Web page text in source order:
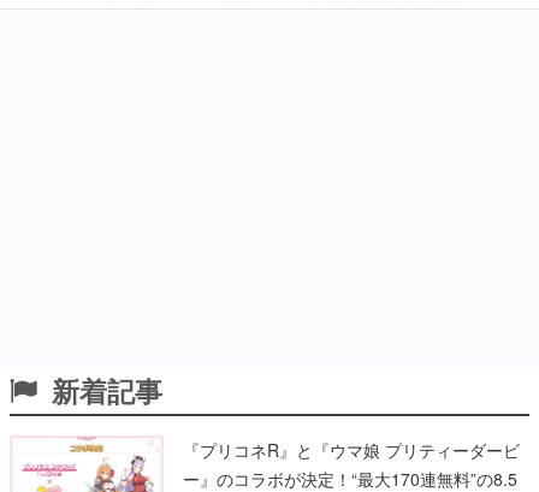
新着記事
『プリコネR』と『ウマ娘 プリティーダービ
ー』のコラボが決定！“最大170連無料”の8.5